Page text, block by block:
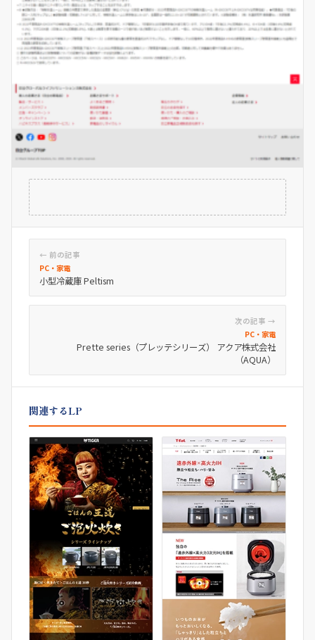
← 前の記事
PC・家電
小型冷蔵庫 Peltism
次の記事 →
PC・家電
Prette series（プレッテシリーズ） アクア株式会社
（AQUA）
関連するLP